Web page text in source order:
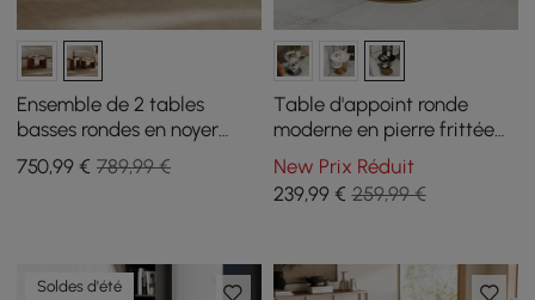
Ensemble de 2 tables
basses rondes en noyer
avec plateau en travertin
(20" - 28")
750,99 € 789,99 €
Table d'appoint ronde
moderne en pierre frittée
noire de 51 cm avec 2
niveaux
New Prix Réduit
239,99€ 259,99 €
Soldes d'été